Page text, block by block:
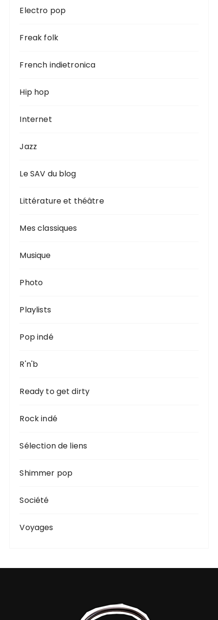
Electro pop
Freak folk
French indietronica
Hip hop
Internet
Jazz
Le SAV du blog
Littérature et théâtre
Mes classiques
Musique
Photo
Playlists
Pop indé
R'n'b
Ready to get dirty
Rock indé
Sélection de liens
Shimmer pop
Société
Voyages